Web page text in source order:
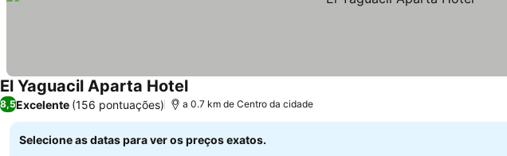
El Yaguacil Aparta Hotel
8,5Excelente (156 pontuações) a 0.7 km de Centro da cidade
Selecione as datas para ver os preços exatos.